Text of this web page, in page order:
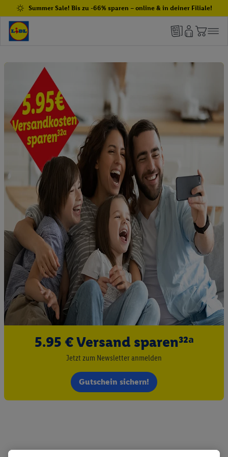
Summer Sale! Bis zu -66% sparen – online & in deiner Filiale!
5.95 € Versand sparen³²ᵃ
Jetzt zum Newsletter anmelden
Gutschein sichern!